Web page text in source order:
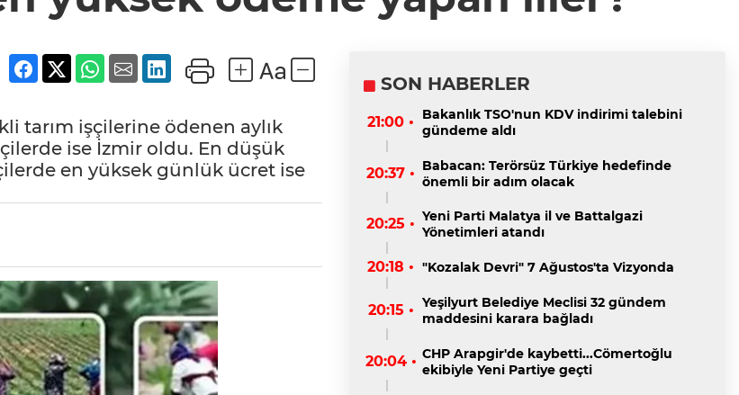
tarım işçilerine ödenen aylık
ise İzmir oldu. En düşük
en yüksek günlük ücret ise
SON HABERLER
21:00 •
Bakanlık TSO'nun KDV indirimi talebini
gündeme aldı
20:37 • Babacan: Terörsüz Türkiye hedefinde
önemli bir adım olacak
20:25 • Yeni Parti Malatya il ve Battalgazi
Yönetimleri atandı
20:18 • "Kozalak Devri" 7 Ağustos'ta Vizyonda
20:15 • Yeşilyurt Belediye Meclisi 32 gündem
maddesini karara bağladı
20:04 • CHP Arapgir'de kaybetti...Cömertoğlu
ekibiyle Yeni Partiye geçti